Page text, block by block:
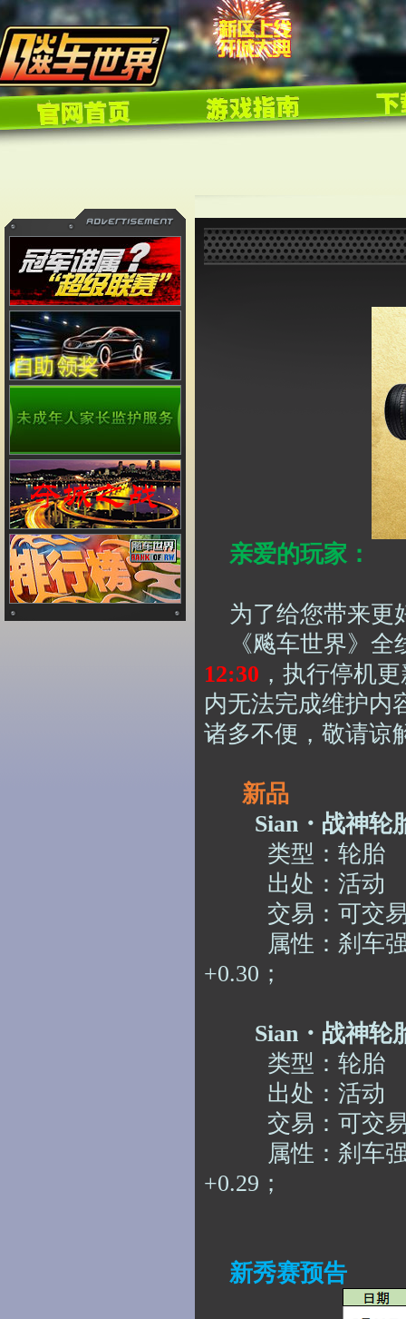
亲爱的玩家：
为了给您带来更
《飚车世界》
12:30 ，执行停机
内无法完成维护内
诸多不便，敬请谅
新品
Sian・战神轮
类型： 轮胎
出处： 活动
交易 ： 可交
属性：刹车
+0.30；
Sian・战神轮
类型： 轮胎
出处： 活动
交易 ： 可交
属性：刹车
+0.29；
新秀赛预告